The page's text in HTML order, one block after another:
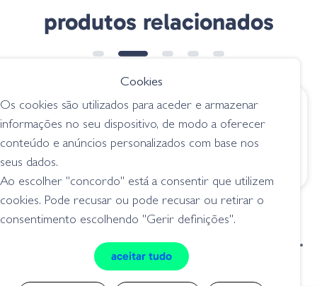
produtos relacionados
€ 3.75
Milo Serie AS Super
Carp
anzóis / acessórios
€ 3.95
Anzois Xps TFK 10
condições de venda
livro de reclamações
privacidade
cookies
Cookies
Os cookies são utilizados para aceder e armazenar
informações no seu dispositivo, de modo a oferecer
conteúdo e anúncios personalizados com base nos
seus dados.
Ao escolher "concordo" está a consentir que utilizem
cookies. Pode recusar ou pode recusar ou retirar o
consentimento escolhendo "Gerir definições".
aceitar tudo